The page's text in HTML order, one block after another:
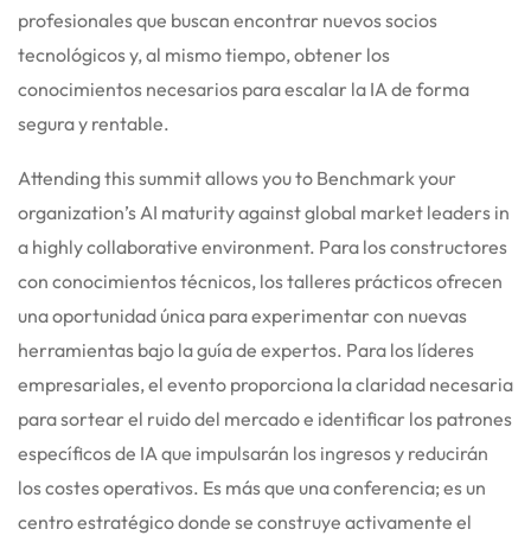
profesionales que buscan encontrar nuevos socios
tecnológicos y, al mismo tiempo, obtener los
conocimientos necesarios para escalar la IA de forma
segura y rentable.
Attending this summit allows you to Benchmark your
organization’s AI maturity against global market leaders in
a highly collaborative environment. Para los constructores
con conocimientos técnicos, los talleres prácticos ofrecen
una oportunidad única para experimentar con nuevas
herramientas bajo la guía de expertos. Para los líderes
empresariales, el evento proporciona la claridad necesaria
para sortear el ruido del mercado e identificar los patrones
específicos de IA que impulsarán los ingresos y reducirán
los costes operativos. Es más que una conferencia; es un
centro estratégico donde se construye activamente el